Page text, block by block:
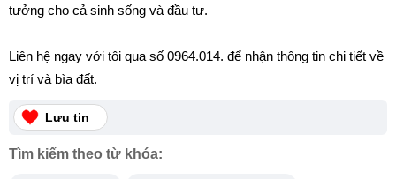
tưởng cho cả sinh sống và đầu tư.
Liên hệ ngay với tôi qua số 0964.014. để nhận thông tin chi tiết về
vị trí và bìa đất.
Lưu tin
Tìm kiếm theo từ khóa: